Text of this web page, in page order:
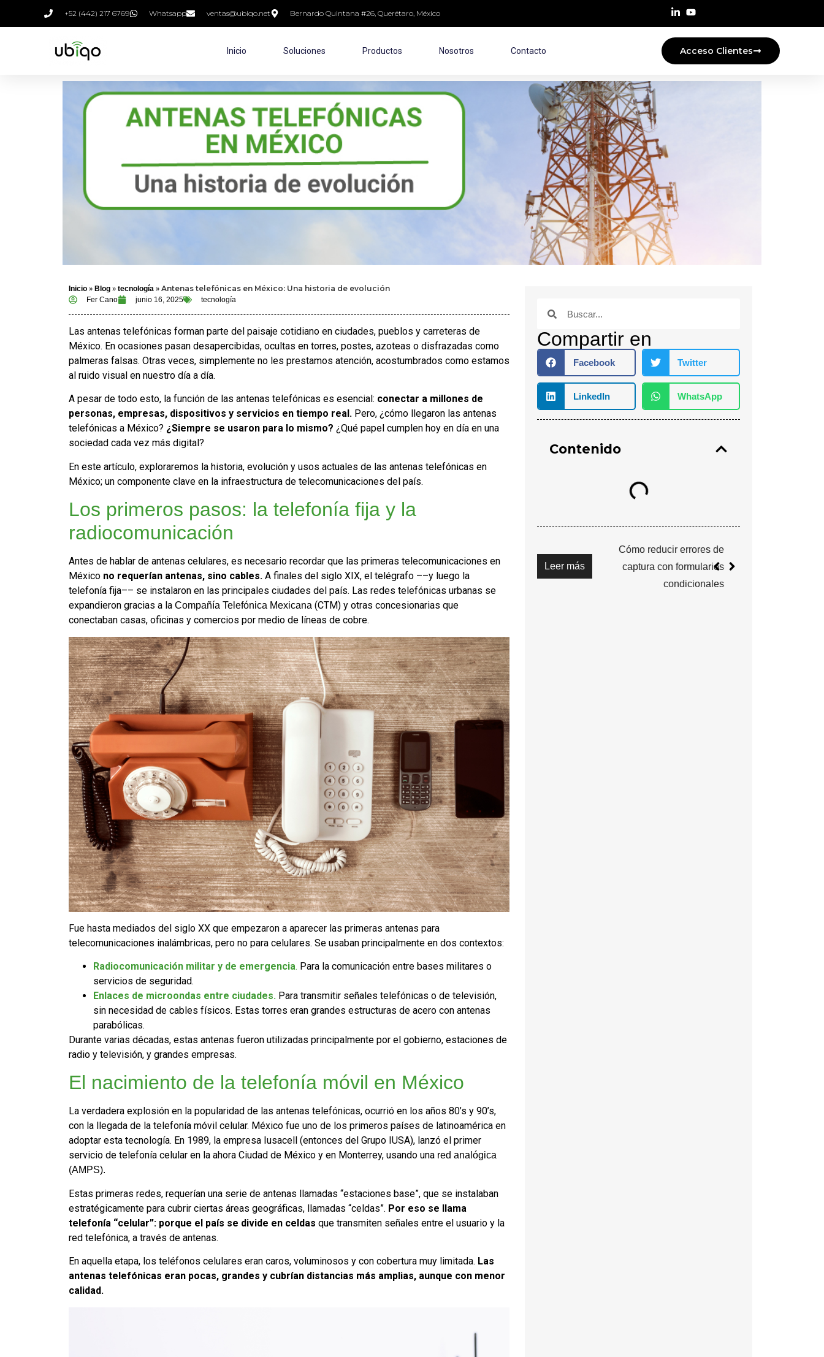
+52 (442) 217 6769 Whatsapp ventas@ubiqo.net Bernardo Quintana #26, Querétaro, México
Inicio Soluciones Productos Nosotros Contacto Acceso Clientes
Inicio » Blog » tecnología » Antenas telefónicas en México: Una historia de evolución
Fer Cano junio 16, 2025 tecnología
Las antenas telefónicas forman parte del paisaje cotidiano en ciudades, pueblos y carreteras de
México. En ocasiones pasan desapercibidas, ocultas en torres, postes, azoteas o disfrazadas como
palmeras falsas. Otras veces, simplemente no les prestamos atención, acostumbrados como estamos
al ruido visual en nuestro día a día.
A pesar de todo esto, la función de las antenas telefónicas es esencial: conectar a millones de
personas, empresas, dispositivos y servicios en tiempo real. Pero, ¿cómo llegaron las antenas
telefónicas a México? ¿Siempre se usaron para lo mismo? ¿Qué papel cumplen hoy en día en una
sociedad cada vez más digital?
En este artículo, exploraremos la historia, evolución y usos actuales de las antenas telefónicas en
México; un componente clave en la infraestructura de telecomunicaciones del país.
Los primeros pasos: la telefonía fija y la
radiocomunicación
Antes de hablar de antenas celulares, es necesario recordar que las primeras telecomunicaciones en
México no requerían antenas, sino cables. A finales del siglo XIX, el telégrafo ––y luego la
telefonía fija–– se instalaron en las principales ciudades del país. Las redes telefónicas urbanas se
expandieron gracias a la Compañía Telefónica Mexicana (CTM) y otras concesionarias que
conectaban casas, oficinas y comercios por medio de líneas de cobre.
Fue hasta mediados del siglo XX que empezaron a aparecer las primeras antenas para
telecomunicaciones inalámbricas, pero no para celulares. Se usaban principalmente en dos contextos:
Radiocomunicación militar y de emergencia. Para la comunicación entre bases militares o
servicios de seguridad.
Enlaces de microondas entre ciudades. Para transmitir señales telefónicas o de televisión,
sin necesidad de cables físicos. Estas torres eran grandes estructuras de acero con antenas
parabólicas.
Durante varias décadas, estas antenas fueron utilizadas principalmente por el gobierno, estaciones de
radio y televisión, y grandes empresas.
El nacimiento de la telefonía móvil en México
La verdadera explosión en la popularidad de las antenas telefónicas, ocurrió en los años 80’s y 90’s,
con la llegada de la telefonía móvil celular. México fue uno de los primeros países de latinoamérica en
adoptar esta tecnología. En 1989, la empresa Iusacell (entonces del Grupo IUSA), lanzó el primer
servicio de telefonía celular en la ahora Ciudad de México y en Monterrey, usando una red analógica
(AMPS).
Estas primeras redes, requerían una serie de antenas llamadas “estaciones base”, que se instalaban
estratégicamente para cubrir ciertas áreas geográficas, llamadas “celdas”. Por eso se llama
telefonía “celular”: porque el país se divide en celdas que transmiten señales entre el usuario y la
red telefónica, a través de antenas.
En aquella etapa, los teléfonos celulares eran caros, voluminosos y con cobertura muy limitada. Las
antenas telefónicas eran pocas, grandes y cubrían distancias más amplias, aunque con menor
calidad.
Compartir en
Facebook Twitter
LinkedIn WhatsApp
Contenido
Leer más
Cómo reducir errores de
captura con formularios
condicionales